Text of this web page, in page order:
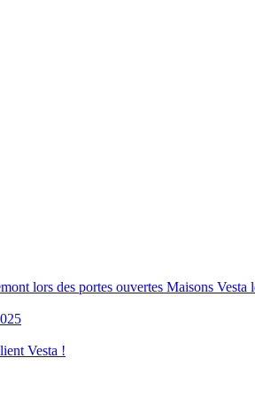
lors des portes ouvertes Maisons
Vesta !